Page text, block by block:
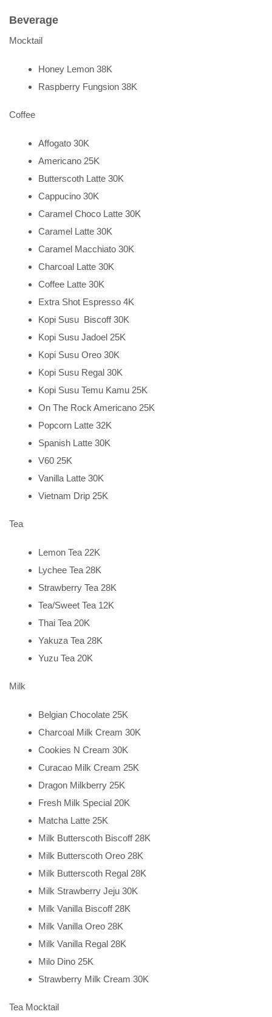
Beverage
Mocktail
Honey Lemon 38K
Raspberry Fungsion 38K
Coffee
Affogato 30K
Americano 25K
Butterscoth Latte 30K
Cappucino 30K
Caramel Choco Latte 30K
Caramel Latte 30K
Caramel Macchiato 30K
Charcoal Latte 30K
Coffee Latte 30K
Extra Shot Espresso 4K
Kopi Susu Biscoff 30K
Kopi Susu Jadoel 25K
Kopi Susu Oreo 30K
Kopi Susu Regal 30K
Kopi Susu Temu Kamu 25K
On The Rock Americano 25K
Popcorn Latte 32K
Spanish Latte 30K
V60 25K
Vanilla Latte 30K
Vietnam Drip 25K
Tea
Lemon Tea 22K
Lychee Tea 28K
Strawberry Tea 28K
Tea/Sweet Tea 12K
Thai Tea 20K
Yakuza Tea 28K
Yuzu Tea 20K
Milk
Belgian Chocolate 25K
Charcoal Milk Cream 30K
Cookies N Cream 30K
Curacao Milk Cream 25K
Dragon Milkberry 25K
Fresh Milk Special 20K
Matcha Latte 25K
Milk Butterscoth Biscoff 28K
Milk Butterscoth Oreo 28K
Milk Butterscoth Regal 28K
Milk Strawberry Jeju 30K
Milk Vanilla Biscoff 28K
Milk Vanilla Oreo 28K
Milk Vanilla Regal 28K
Milo Dino 25K
Strawberry Milk Cream 30K
Tea Mocktail